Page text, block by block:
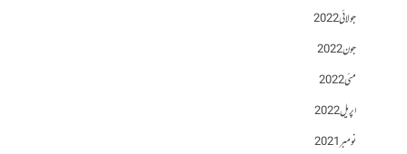
جولائی 2022
جون 2022
مئی 2022
اپریل 2022
نومبر 2021